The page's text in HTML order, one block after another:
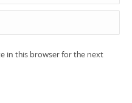
in this browser for the next